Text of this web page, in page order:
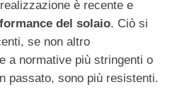
è recente e
del solaio. Ciò si
se non altro
a normative più stringenti o
passato, sono più resistenti.